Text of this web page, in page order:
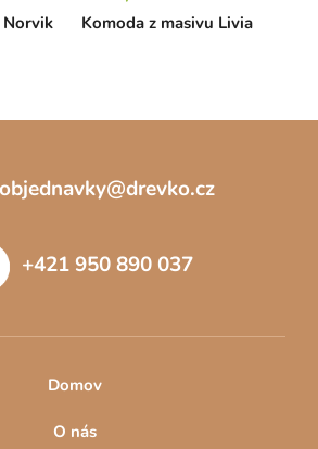
Norvik Komoda z masivu Livia
objednavky@drevko.cz
+421 950 890 037
Domov
O nás